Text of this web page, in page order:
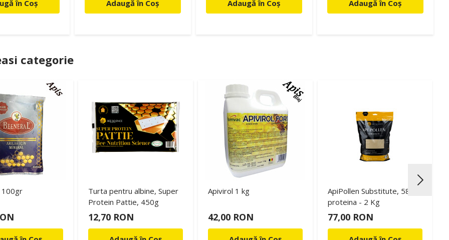
în Coș Adaugă în Coș Adaugă în Coș Adaugă în Coș
categorie
100gr
Turta pentru albine, Super
Protein Pattie, 450g
12,70 RON
Apivirol 1 kg
42,00 RON
ApiPollen Substitute, 58%
proteina - 2 Kg
77,00 RON